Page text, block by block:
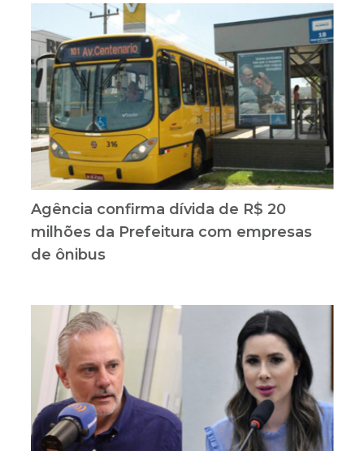
Agência confirma dívida de R$ 20
milhões da Prefeitura com empresas
de ônibus